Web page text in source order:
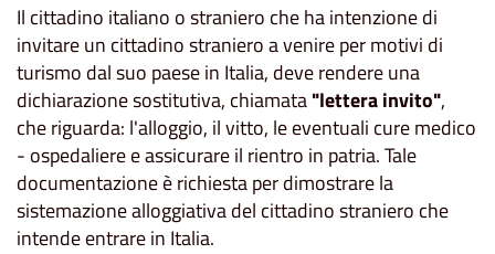
Il cittadino italiano o straniero che ha intenzione di
invitare un cittadino straniero a venire per motivi di
turismo dal suo paese in Italia, deve rendere una
dichiarazione sostitutiva, chiamata"lettera invito",
che riguarda: l'alloggio, il vitto, le eventuali cure medico
- ospedaliere e assicurare il rientro in patria. Tale
documentazione è richiesta per dimostrare la
sistemazione alloggiativa del cittadino straniero che
intende entrare in Italia.